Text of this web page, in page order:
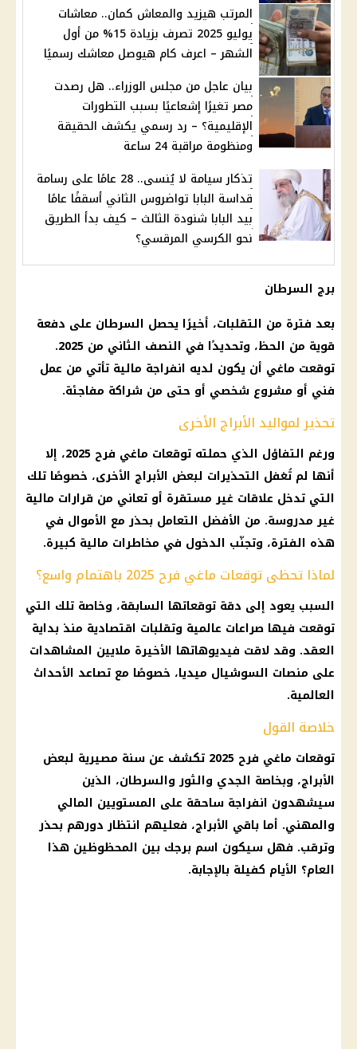
المرتب هيزيد والمعاش كمان.. معاشات
يوليو 2025 تصرف بزيادة 15% من أول
الشهر – اعرف كام هيوصل معاشك رسميًا
بيان عاجل من مجلس الوزراء.. هل رصدت
مصر تغيرًا إشعاعيًا بسبب التطورات
الإقليمية؟ – رد رسمي يكشف الحقيقة
ومنظومة مراقبة 24 ساعة
تذكار سيامة لا يُنسى.. 28 عامًا على رسامة
قداسة البابا تواضروس الثاني أسقفًا عامًا
بيد البابا شنودة الثالث – كيف بدأ الطريق
نحو الكرسي المرقسي؟
برج السرطان
بعد فترة من التقلبات، أخيرًا يحصل السرطان على دفعة
قوية من الحظ، وتحديدًا في النصف الثاني من 2025.
توقعت ماغي أن يكون لديه انفراجة مالية تأتي من عمل
فني أو مشروع شخصي أو حتى من شراكة مفاجئة.
تحذير لمواليد الأبراج الأخرى
ورغم التفاؤل الذي حملته توقعات ماغي فرح 2025
، إلا
أنها لم تُغفل التحذيرات لبعض الأبراج الأخرى، خصوصًا تلك
التي تدخل علاقات غير مستقرة أو تعاني من قرارات مالية
غير مدروسة. من الأفضل التعامل بحذر مع الأموال في
هذه الفترة، وتجنّب الدخول في مخاطرات مالية كبيرة.
لماذا تحظى توقعات ماغي فرح 2025 باهتمام واسع؟
السبب يعود إلى دقة توقعاتها السابقة، وخاصة تلك التي
توقعت فيها صراعات عالمية وتقلبات اقتصادية منذ بداية
العقد. وقد لاقت فيديوهاتها الأخيرة ملايين المشاهدات
على منصات السوشيال ميديا، خصوصًا مع تصاعد الأحداث
العالمية.
خلاصة القول
توقعات ماغي فرح 2025
تكشف عن سنة مصيرية لبعض
الأبراج، وبخاصة الجدي والثور والسرطان، الذين
سيشهدون انفراجة ساحقة على المستويين المالي
والمهني. أما باقي الأبراج، فعليهم انتظار دورهم بحذر
وترقب. فهل سيكون اسم برجك بين المحظوظين هذا
العام؟ الأيام كفيلة بالإجابة.